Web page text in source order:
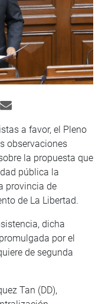
a favor, el Pleno
observaciones
la propuesta que
pública la
provincia de
de La Libertad.
dicha
por el
de segunda
Tan (DD),